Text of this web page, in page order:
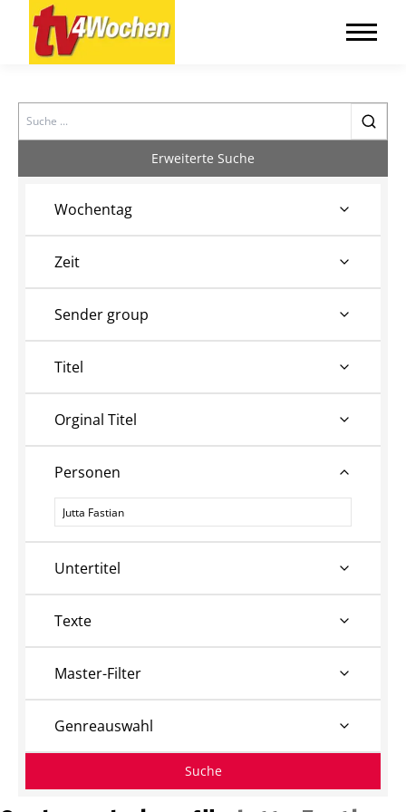
Search
Erweiterte Suche
Wochentag
Zeit
Sender group
Titel
Orginal Titel
Personen
Personen
Untertitel
Texte
Master-Filter
Genreauswahl
Suche